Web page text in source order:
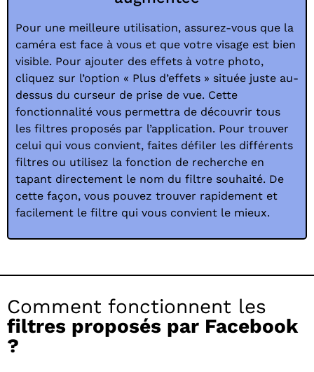
Pour une meilleure utilisation, assurez-vous que la
caméra est face à vous et que votre visage est bien
visible. Pour ajouter des effets à votre photo,
cliquez sur l’option « Plus d’effets » située juste au-
dessus du curseur de prise de vue. Cette
fonctionnalité vous permettra de découvrir tous
les filtres proposés par l’application. Pour trouver
celui qui vous convient, faites défiler les différents
filtres ou utilisez la fonction de recherche en
tapant directement le nom du filtre souhaité. De
cette façon, vous pouvez trouver rapidement et
facilement le filtre qui vous convient le mieux.
Comment fonctionnent les
filtres proposés par Facebook
?